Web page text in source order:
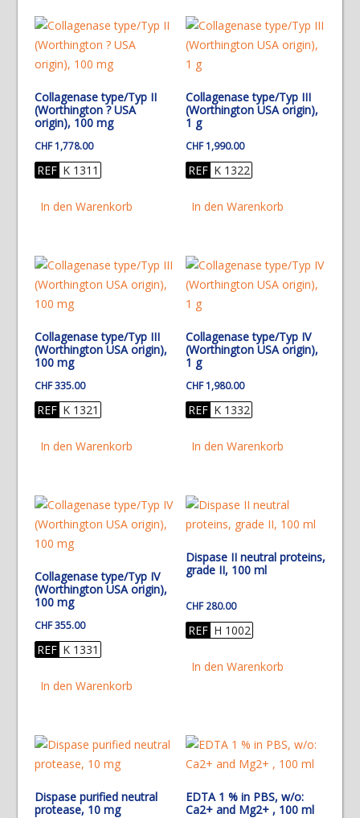
Collagenase type/Typ II
(Worthington ? USA
origin), 100 mg
CHF1,778.00
REF K 1311
In den Warenkorb
Collagenase type/Typ III
(Worthington USA origin),
1 g
CHF1,990.00
REF K 1322
In den Warenkorb
Collagenase type/Typ III
(Worthington USA origin),
100 mg
CHF335.00
REF K 1321
In den Warenkorb
Collagenase type/Typ IV
(Worthington USA origin),
1 g
CHF1,980.00
REF K 1332
In den Warenkorb
Collagenase type/Typ IV
(Worthington USA origin),
100 mg
CHF355.00
REF K 1331
In den Warenkorb
Dispase II neutral proteins,
grade II, 100 ml
CHF280.00
REF H 1002
In den Warenkorb
Dispase purified neutral
protease, 10 mg
EDTA 1 % in PBS, w/o:
Ca2+ and Mg2+ , 100 ml